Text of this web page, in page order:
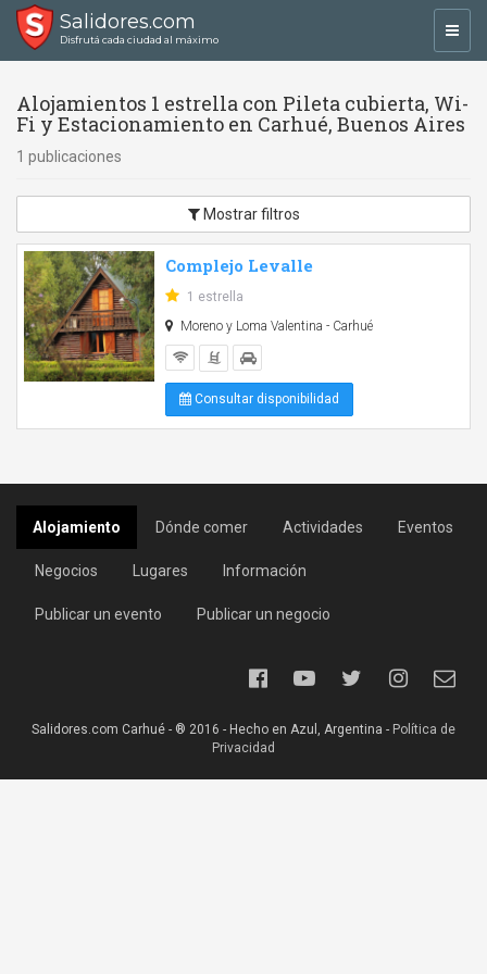
Salidores.com
Disfrutá cada ciudad al máximo
Alojamientos 1 estrella con Pileta cubierta, Wi-
Fi y Estacionamiento en Carhué, Buenos Aires
1 publicaciones
Mostrar filtros
Complejo Levalle
1 estrella
Moreno y Loma Valentina - Carhué
Consultar disponibilidad
Alojamiento Dónde comer Actividades Eventos
Negocios Lugares Información
Publicar un evento Publicar un negocio
Salidores.com Carhué - ® 2016 - Hecho en Azul, Argentina - Política de
Privacidad